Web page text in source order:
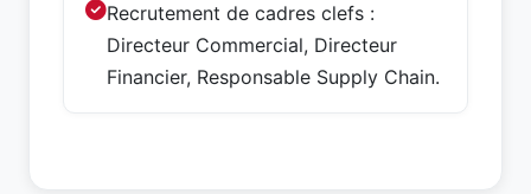
Recrutement de cadres clefs :
Directeur Commercial, Directeur
Financier, Responsable Supply Chain.